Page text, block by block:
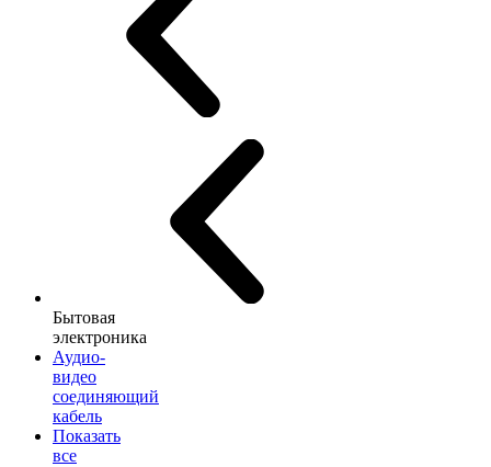
Бытовая
электроника
Аудио-
видео
соединяющий
кабель
Показать
все